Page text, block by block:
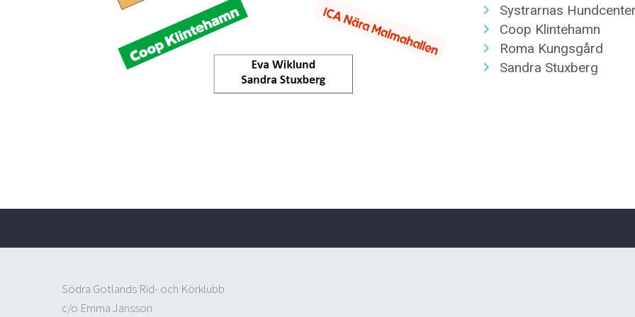
Systrarnas
Coop Klintehamn
Roma Kungsgård
Sandra Stuxberg
Södra Gotlands Rid- och Körklubb
c/o Emma Jansson